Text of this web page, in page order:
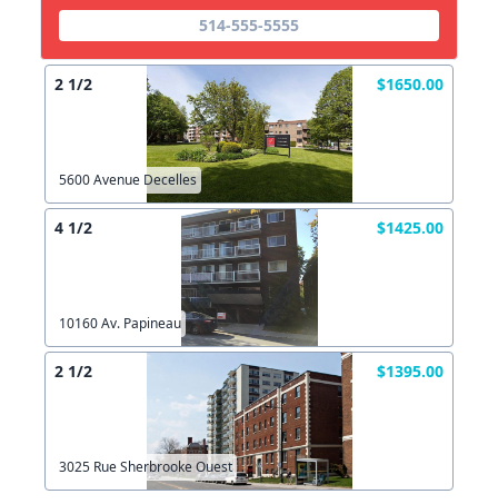
514-555-5555
2 1/2 $1650.00
5600 Avenue Decelles
4 1/2 $1425.00
10160 Av. Papineau
2 1/2 $1395.00
3025 Rue Sherbrooke Ouest
X Fermer Envoyez